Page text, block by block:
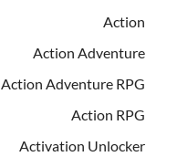
Action
Action Adventure
Action Adventure RPG
Action RPG
Activation Unlocker